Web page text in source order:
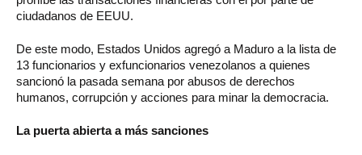
ciudadanos de EEUU.
De este modo, Estados Unidos agregó a Maduro a la lista de
13 funcionarios y exfuncionarios venezolanos a quienes
sancionó la pasada semana por abusos de derechos
humanos, corrupción y acciones para minar la democracia.
La puerta abierta a más sanciones